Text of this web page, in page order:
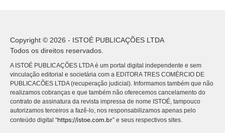
Copyright © 2026 - ISTOÉ PUBLICAÇÕES LTDA
Todos os direitos reservados.
A ISTOÉ PUBLICAÇÕES LTDA é um portal digital independente e sem
vinculação editorial e societária com a EDITORA TRES COMÉRCIO DE
PUBLICACÕES LTDA (recuperação judicial). Informamos também que não
realizamos cobranças e que também não oferecemos cancelamento do
contrato de assinatura da revista impressa de nome ISTOÉ, tampouco
autorizamos terceiros a fazê-lo, nos responsabilizamos apenas pelo
conteúdo digital “https://istoe.com.br” e seus respectivos sites.